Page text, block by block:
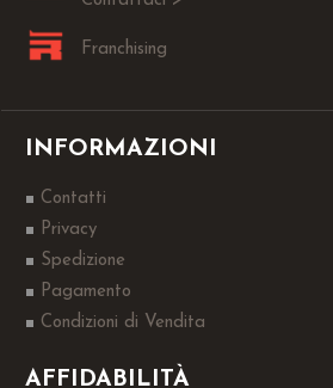
Franchising
INFORMAZIONI
Contatti
Privacy
Spedizione
Pagamento
Condizioni di Vendita
AFFIDABILITÀ